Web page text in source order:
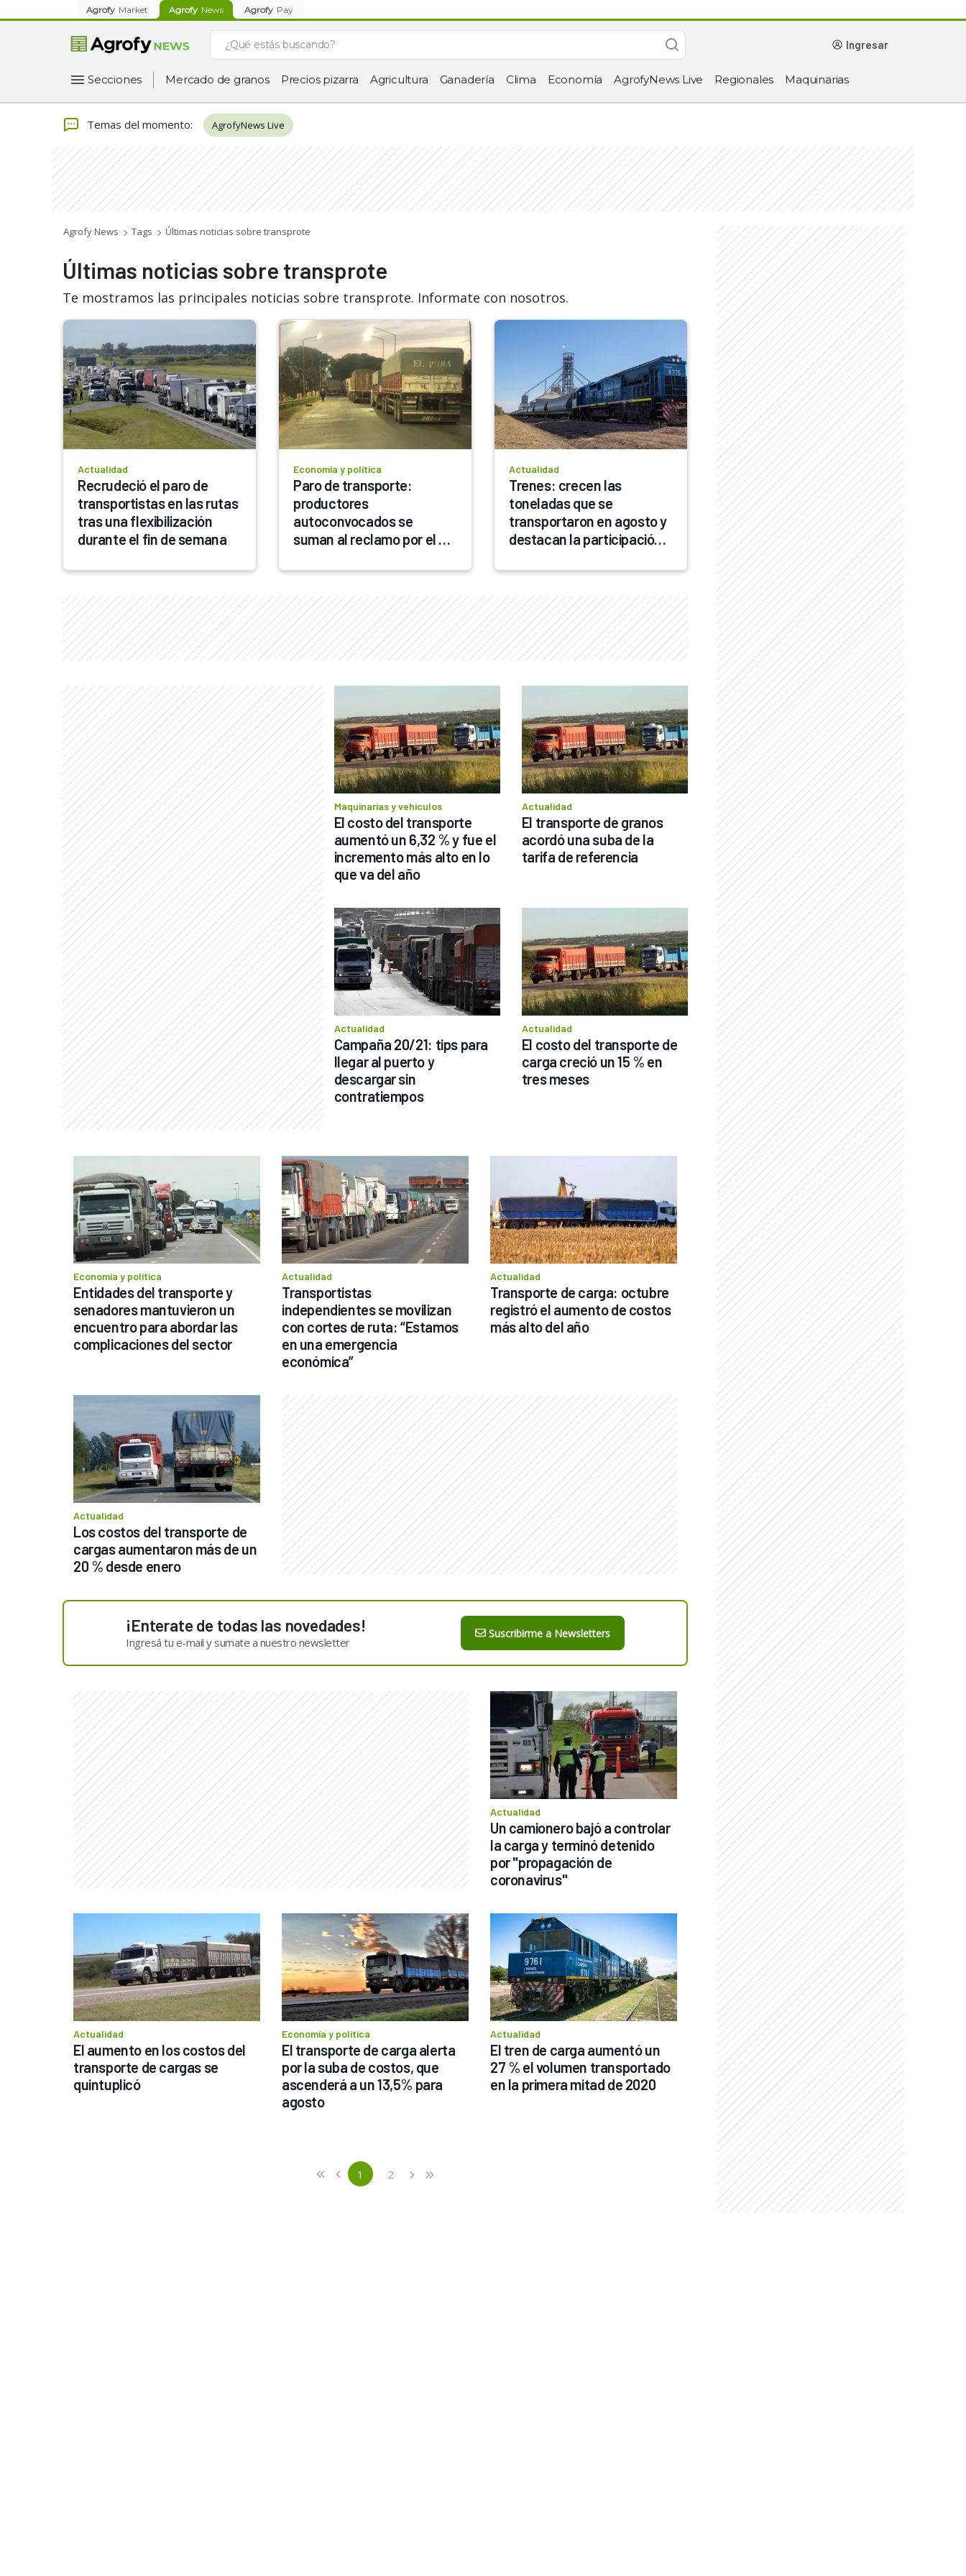
Agrofy Market Agrofy News Agrofy Pay
ingresar
Secciones Mercado de granos Precios pizarra Agricultura Ganadería Clima Economía AgrofyNews Live Regionales Maquinarias
Temas del momento: AgrofyNews Live
Agrofy News Tags Últimas noticias sobre transprote
Últimas noticias sobre transprote
Te mostramos las principales noticias sobre transprote. Informate con nosotros.
Actualidad
Recrudeció el paro de
transportistas en las rutas
tras una flexibilización
durante el fin de semana
Economía y política
Paro de transporte:
productores
autoconvocados se
suman al reclamo por el
Actualidad
Trenes: crecen las
toneladas que se
transportaron en agosto y
destacan la participación
Maquinarias y vehículos
El costo del transporte
aumentó un 6,32 % y fue el
incremento más alto en lo
que va del año
Actualidad
El transporte de granos
acordó una suba de la
Actualidad
Campaña 20/21: tips para
llegar al puerto y
descargar sin
contratiempos
Actualidad
El costo del transporte de
carga creció un 15 % en
tres meses
Economía y política
Entidades del transporte y
senadores mantuvieron un
encuentro para abordar las
complicaciones del sector
Actualidad
Transportistas
independientes se movilizan
con cortes de ruta: “Estamos
en una emergencia
económica”
Actualidad
Transporte de carga: octubre
registró el aumento de costos
más alto del año
Actualidad
Los costos del transporte de
cargas aumentaron más de un
20 % desde enero
¡Enterate de todas las novedades!
Ingresá tu e-mail y sumate a nuestro newsletter
Suscribirme a Newsletters
Actualidad
Un camionero bajó a controlar
la carga y terminó detenido
por "propagación de
coronavirus"
Actualidad
El aumento en los costos del
transporte de cargas se
quintuplicó
Economía y política
El transporte de carga alerta
por la suba de costos, que
ascenderá a un 13,5% para
agosto
Actualidad
El tren de carga aumentó un
27 % el volumen transportado
en la primera mitad de 2020
«
First ‹
Previous 1(current)
2 ›
Next
»
Last